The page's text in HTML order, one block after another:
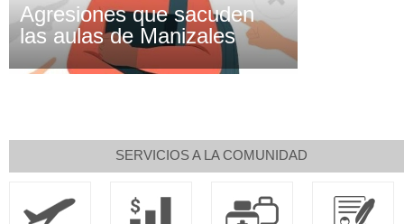
Agresiones que sacuden
las aulas de Manizales
SERVICIOS A LA COMUNIDAD